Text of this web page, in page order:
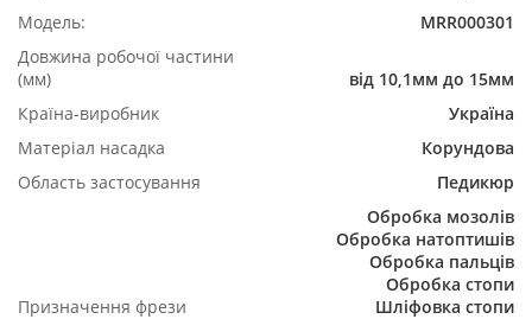
Модель:
MRR000301
Довжина робочої частини
(мм)
від 10,1мм до 15мм
Країна-виробник
Україна
Матеріал насадка
Корундова
Область застосування
Педикюр
Призначення фрези
Обробка мозолів
Обробка натоптишів
Обробка пальців
Обробка стопи
Шліфовка стопи